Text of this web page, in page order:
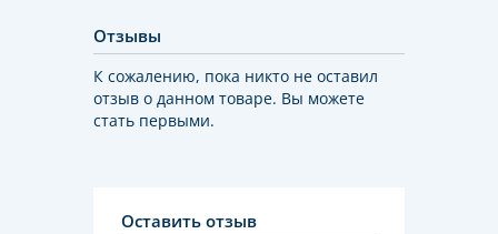
Отзывы
К сожалению, пока никто не оставил
отзыв о данном товаре. Вы можете
стать первыми.
Оставить отзыв